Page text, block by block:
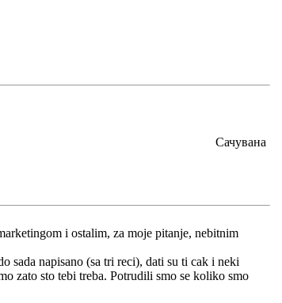
Сачувана
i ostalim, za moje pitanje, nebitnim
sada napisano (sa tri reci), dati su ti cak i neki
zato sto tebi treba. Potrudili smo se koliko smo